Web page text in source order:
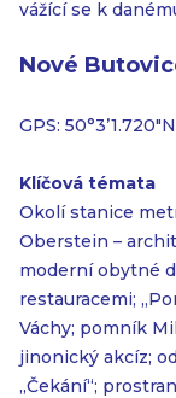
vážící se k
Nové
GPS:
Klíčová témata
Okolí stanice
Oberstein –
moderní obytné
restauracemi;
Váchy; pomník
jinonický akcíz;
„Čekání“;